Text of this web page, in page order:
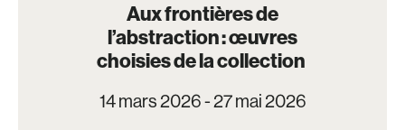
Aux frontières de
l’abstraction : œuvres
choisies de la collection
14 mars 2026 - 27 mai 2026